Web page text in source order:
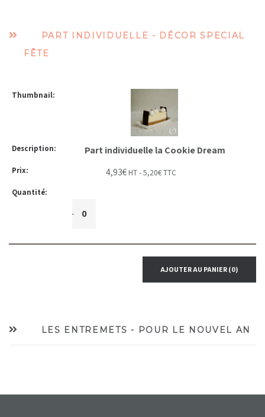
PART INDIVIDUELLE - DÉCOR SPECIAL
FÊTE
Part individuelle la Cookie Dream
4,93€ HT -5,20€TTC
+
AJOUTER AU PANIER (0)
LES ENTREMETS - POUR LE NOUVEL AN